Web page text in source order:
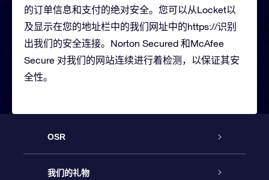
的订单信息和支付的绝对安全。您可以从Locket以
及显示在您的地址栏中的我们网址中的https://识别
出我们的安全连接。Norton Secured 和McAfee
Secure 对我们的网站连续进行着检测，以保证其安
全性。
OSR
客户服务
我们的礼物